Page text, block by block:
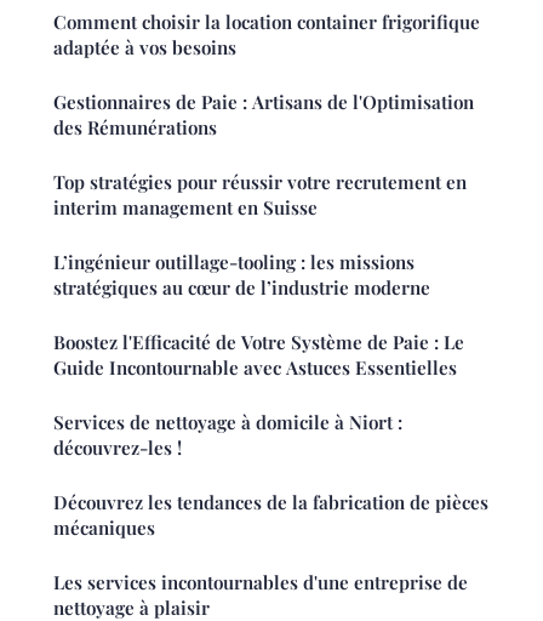
Comment choisir la location container frigorifique
adaptée à vos besoins
Gestionnaires de Paie : Artisans de l'Optimisation
des Rémunérations
Top stratégies pour réussir votre recrutement en
interim management en Suisse
L’ingénieur outillage-tooling : les missions
stratégiques au cœur de l’industrie moderne
Boostez l'Efficacité de Votre Système de Paie : Le
Guide Incontournable avec Astuces Essentielles
Services de nettoyage à domicile à Niort :
découvrez-les !
Découvrez les tendances de la fabrication de pièces
mécaniques
Les services incontournables d'une entreprise de
nettoyage à plaisir